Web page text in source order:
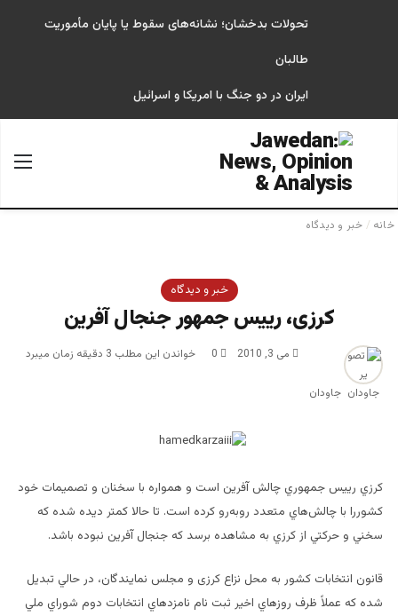
تحولات بدخشان؛ نشانه‌های سقوط یا پایان مأموریت
طالبان
ایران در دو جنگ با امریکا و اسرائیل
جستجو برای
خانه / خبر و دیدگاه
خبر و دیدگاه
كرزی، رييس جمهور جنجال آفرين
جاودان
می 3, 2010 0 خواندن این مطلب 3 دقیقه زمان میبرد
كرزي رييس جمهوري چالش آفرين است و همواره با سخنان و تصميمات خود
كشوررا با چالش‌هاي متعدد روبه‌رو كرده است. تا حالا كمتر ديده شده كه
سخني و حركتي از كرزي به مشاهده برسد كه جنجال آفرين نبوده باشد.
قانون انتخابات كشور به محل نزاع كرزی و مجلس نمايندگان، در حالي تبديل
شده كه عملاً ظرف روزهاي اخير ثبت نام نامزدهاي انتخابات دوم شوراي ملي